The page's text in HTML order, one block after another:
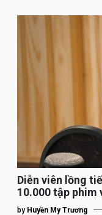
Diễn viên lồng
10.000 tập phim
nhất”
by Huyền My Trương